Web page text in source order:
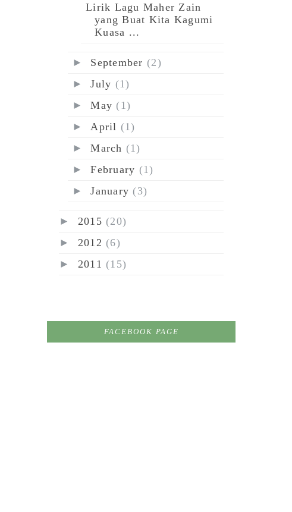
Lirik Lagu Maher Zain
yang Buat Kita Kagumi
Kuasa ...
► September (2)
►July (1)
►May (1)
► April (1)
►March (1)
►February (1)
►January (3)
► 2015 (20)
► 2012 (6)
► 2011 (15)
FACEBOOK PAGE